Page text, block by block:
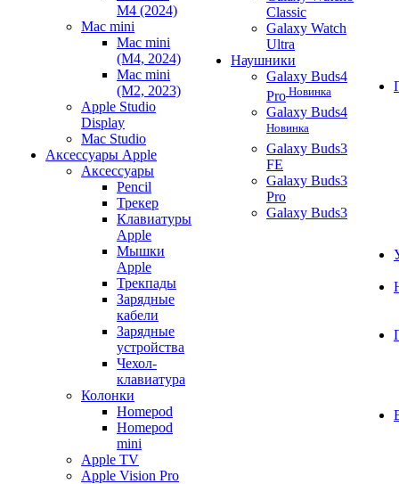
M4 (2024)
Mac mini
Mac mini
(M4, 2024)
Mac mini
(M2, 2023)
Apple Studio
Display
Mac Studio
Аксессуары Apple
Аксессуары
Pencil
Трекер
Клавиатуры
Apple
Мышки
Apple
Трекпады
Зарядные
кабели
Зарядные
устройства
Чехол-
клавиатура
Колонки
Homepod
Homepod
mini
Apple TV
Apple Vision Pro
Classic
Galaxy Watch
Ultra
Наушники
Galaxy Buds4
Pro Новинка
Galaxy Buds4
Новинка
Galaxy Buds3
FE
Galaxy Buds3
Pro
Galaxy Buds3